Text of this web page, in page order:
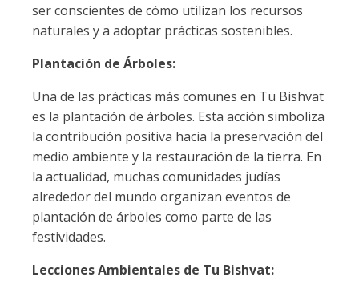
ser conscientes de cómo utilizan los recursos
naturales y a adoptar prácticas sostenibles.
Plantación de Árboles:
Una de las prácticas más comunes en Tu Bishvat
es la plantación de árboles. Esta acción simboliza
la contribución positiva hacia la preservación del
medio ambiente y la restauración de la tierra. En
la actualidad, muchas comunidades judías
alrededor del mundo organizan eventos de
plantación de árboles como parte de las
festividades.
Lecciones Ambientales de Tu Bishvat: